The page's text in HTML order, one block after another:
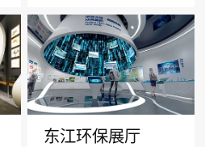
东江环保展厅